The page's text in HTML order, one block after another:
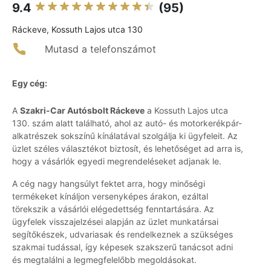
9.4 (95)
Ráckeve, Kossuth Lajos utca 130
Mutasd a telefonszámot
Egy cég:
A Szakri-Car Autósbolt Ráckeve a Kossuth Lajos utca
130. szám alatt található, ahol az autó- és motorkerékpár-
alkatrészek sokszínű kínálatával szolgálja ki ügyfeleit. Az
üzlet széles választékot biztosít, és lehetőséget ad arra is,
hogy a vásárlók egyedi megrendeléseket adjanak le.
A cég nagy hangsúlyt fektet arra, hogy minőségi
termékeket kínáljon versenyképes árakon, ezáltal
törekszik a vásárlói elégedettség fenntartására. Az
ügyfelek visszajelzései alapján az üzlet munkatársai
segítőkészek, udvariasak és rendelkeznek a szükséges
szakmai tudással, így képesek szakszerű tanácsot adni
és megtalálni a legmegfelelőbb megoldásokat.